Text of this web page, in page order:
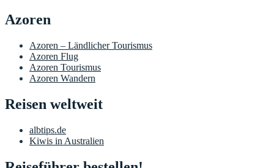
Azoren
Azoren – Ländlicher Tourismus
Azoren Flug
Azoren Tourismus
Azoren Wandern
Reisen weltweit
albtips.de
Kiwis in Australien